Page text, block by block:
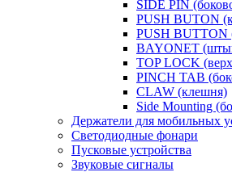
SIDE PIN
PUSH BUTON
PUSH BUTTON
BAYONET
TOP LOCK
PINCH TAB
CLAW (клешня)
Side Mounting
Держатели для мобильных
Светодиодные фонари
Пусковые устройства
Звуковые сигналы